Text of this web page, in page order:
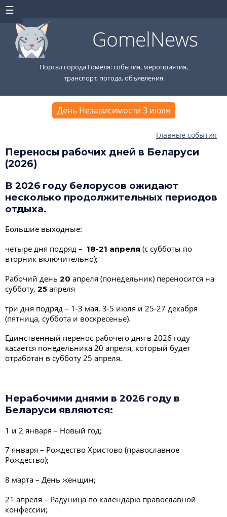
GomelNews
Портал города Гомеля: события, мероприятия,
транспорт, погода, объявления
День Независимости 3 июля
Главные события
Переносы рабочих дней в Беларуси
(2026)
В 2026 году белорусов ожидают
несколько продолжительных периодов
отдыха.
Большие выходные:
четыре дня подряд – 18-21 апреля (с субботы по
вторник включительно);
Рабочий день 20 апреля (понедельник) переносится на
субботу, 25 апреля
три дня подряд – 1-3 мая, 3-5 июля и 25-27 декабря
(пятница, суббота и воскресенье).
Единственный перенос рабочего дня в 2026 году
касается понедельника 20 апреля, который будет
отработан в субботу 25 апреля.
Нерабочими днями в 2026 году в
Беларуси являются:
1 и 2 января – Новый год;
7 января – Рождество Христово (православное
Рождество);
8 марта – День женщин;
21 апреля – Радуница по календарю православной
конфессии;